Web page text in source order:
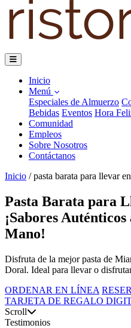
Inicio
Menú
Especiales de Almuerzo
Bebidas Eventos Hora
Comunidad
Empleos
Sobre Nosotros
Contáctanos
Inicio / pasta barata para llevar
Pasta Barata para
¡Sabores
Mano!
Disfruta de la mejor pasta de
Doral. Ideal para llevar o
ORDENAR EN LÍNEA
TARJETA DE REGALO
Scroll
Testimonios